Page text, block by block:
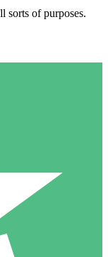
sorts of purposes.